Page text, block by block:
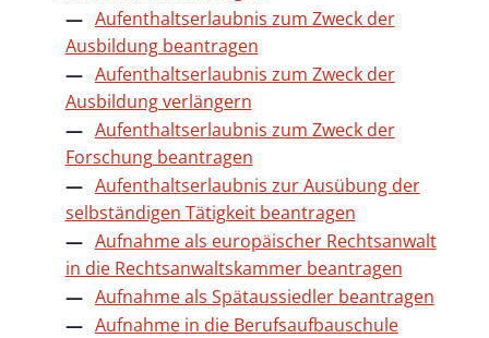
Aufenthaltserlaubnis zum Zweck der
Ausbildung beantragen
Aufenthaltserlaubnis zum Zweck der
Ausbildung verlängern
Aufenthaltserlaubnis zum Zweck der
Forschung beantragen
Aufenthaltserlaubnis zur Ausübung der
selbständigen Tätigkeit beantragen
Aufnahme als europäischer Rechtsanwalt
in die Rechtsanwaltskammer beantragen
Aufnahme als Spätaussiedler beantragen
Aufnahme in die Berufsaufbauschule